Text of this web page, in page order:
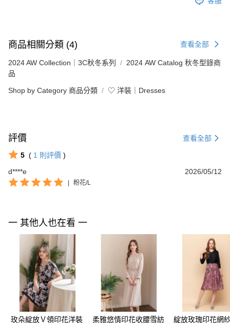
商品相關分類 (4) 查看全部
2024 AW Collection｜3C秋冬系列
2024 AW Catalog 秋冬型錄商
品
Shop by Category 商品分類 ♡ 洋裝｜Dresses
評價 查看全部
5 ( 1 則評價 )
d****e
2026/05/12
粉花/L
一 其他人也在看 一
玫朵綻放Ｖ領印花洋裝 柔雅悠情印花收腰雪紡 綻放玫瑰印花網